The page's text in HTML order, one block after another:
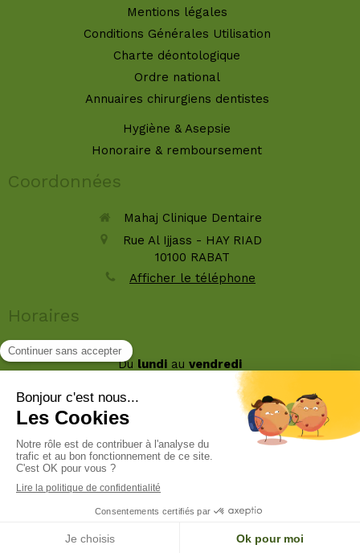
Mentions légales
Conditions Générales Utilisation
Charte déontologique
Ordre national
Annuaires chirurgiens dentistes
Hygiène & Asepsie
Honoraire & remboursement
Coordonnées
Mahaj Clinique Dentaire
Rue Al Ijjass - HAY RIAD
10100 RABAT
Afficher le téléphone
Horaires
Du lundi au vendredi
9h-12h30
Rechercher
Création par